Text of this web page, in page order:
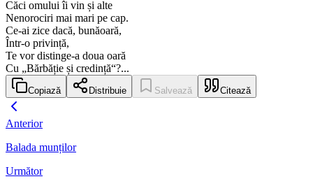
Căci omului îi vin și alte
Nenorociri mai mari pe cap.
Ce-ai zice dacă, bunăoară,
Într-o privință,
Te vor distinge-a doua oară
Cu „Bărbăție și credință“?...
Copiază Distribuie Salvează Citează
Anterior
Balada munților
Următor